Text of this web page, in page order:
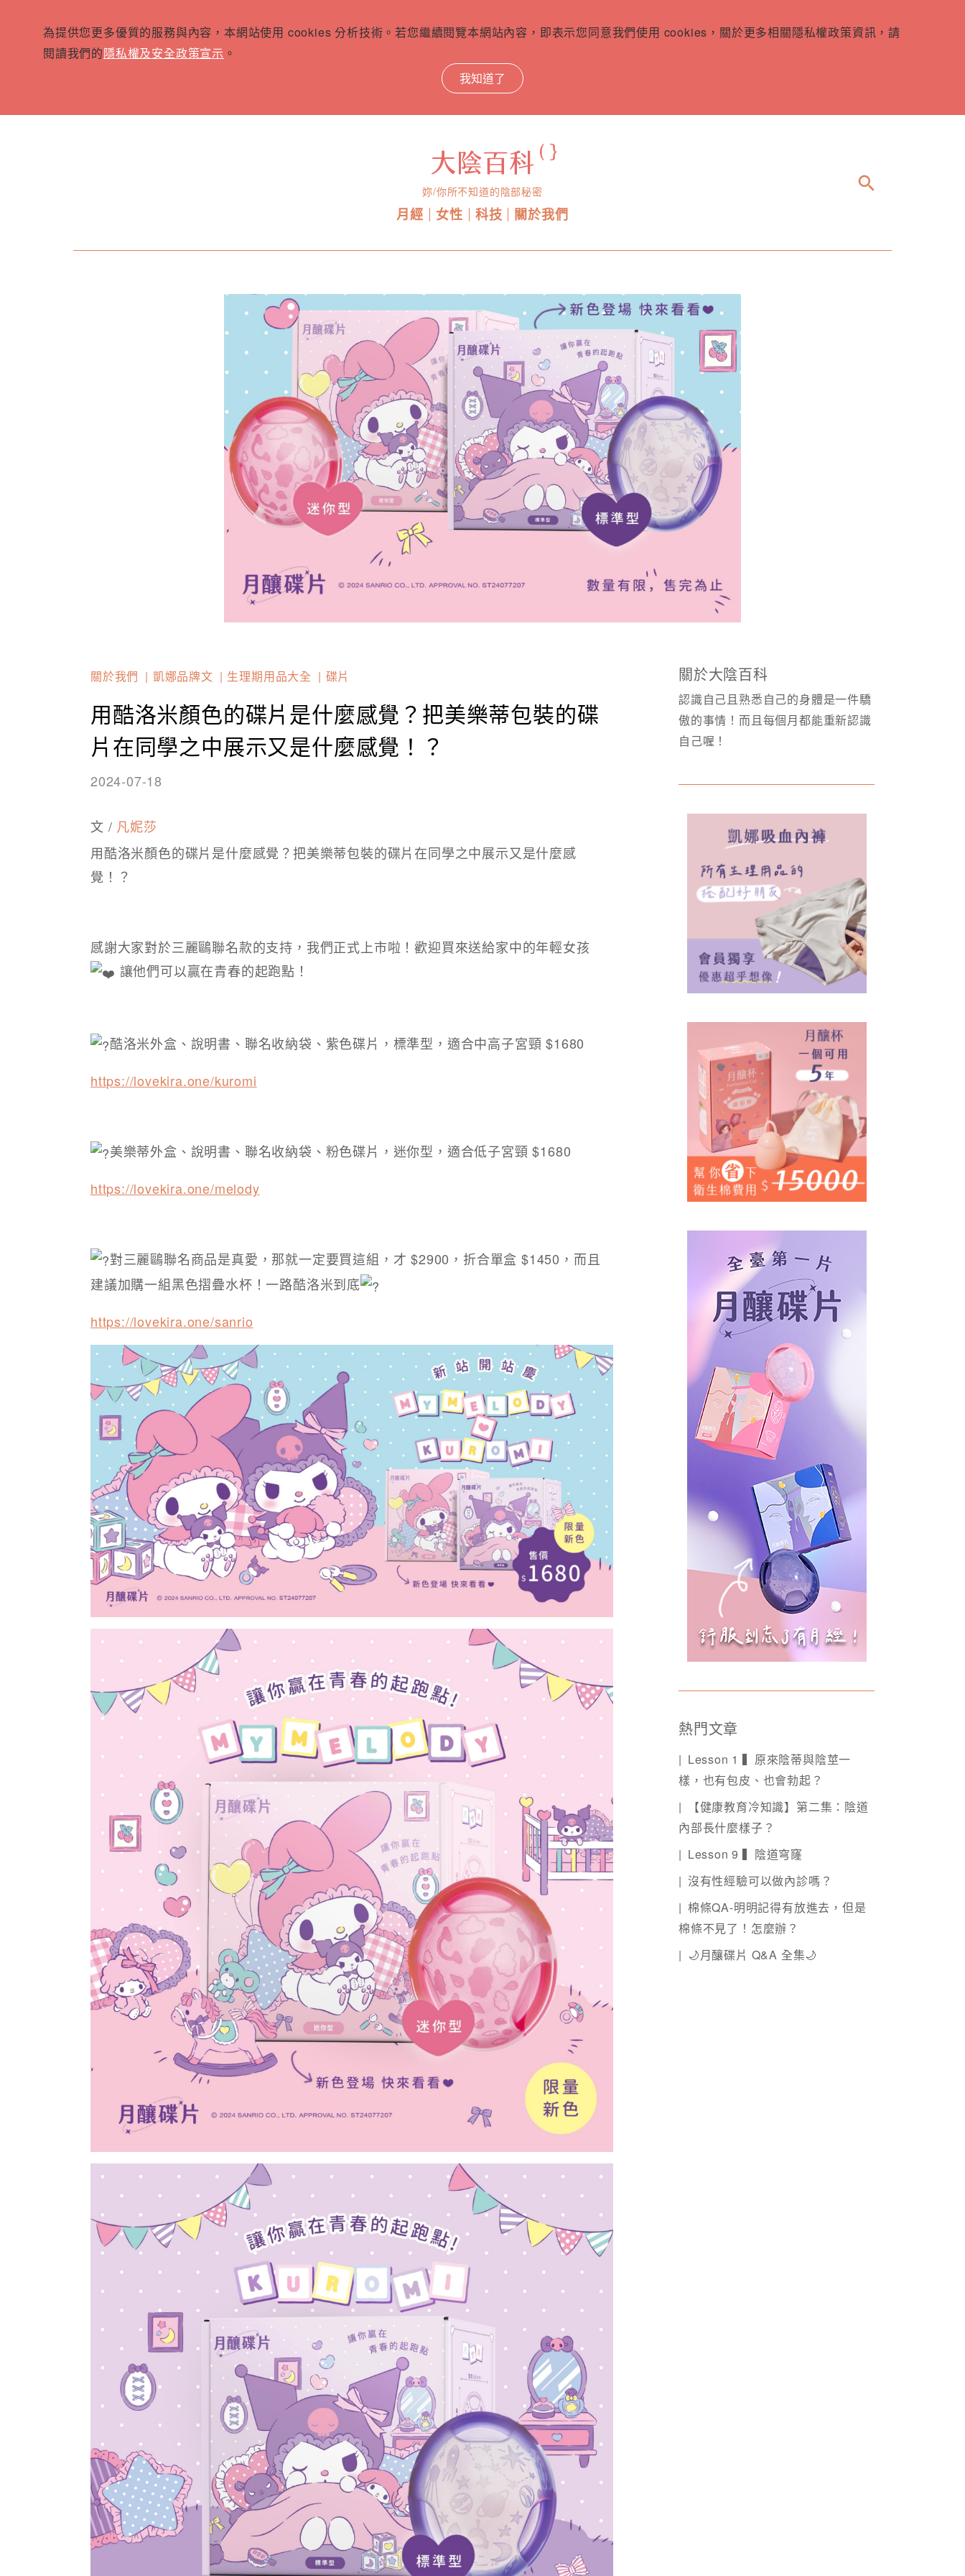
為提供您更多優質的服務與內容，本網站使用 cookies 分析技術。若您繼續閱覽本網站內容，即表示您同意我們使用 cookies，關於更多相關隱私權政策資訊，請
閱讀我們的隱私權及安全政策宣示 。
我知道了
妳/你所不知道的陰部秘密
月經 女性 科技 關於我們
search
關於我們 凱娜品牌文 生理期用品大全 碟片
用酷洛米顏色的碟片是什麼感覺？把美樂蒂包裝的碟
片在同學之中展示又是什麼感覺！？
2024-07-18
文 / 凡妮莎
用酷洛米顏色的碟片是什麼感覺？把美樂蒂包裝的碟片在同學之中展示又是什麼感
覺！？
感謝大家對於三麗鷗聯名款的支持，我們正式上市啦！歡迎買來送給家中的年輕女孩
讓他們可以贏在青春的起跑點！
酷洛米外盒、說明書、聯名收納袋、紫色碟片，標準型，適合中高子宮頸 $1680
https://lovekira.one/kuromi
美樂蒂外盒、說明書、聯名收納袋、粉色碟片，迷你型，適合低子宮頸 $1680
https://lovekira.one/melody
對三麗鷗聯名商品是真愛，那就一定要買這組，才 $2900，折合單盒 $1450，而且
建議加購一組黑色摺疊水杯！一路酷洛米到底
https://lovekira.one/sanrio
關於大陰百科
認識自己且熟悉自己的身體是一件驕
傲的事情！而且每個月都能重新認識
自己喔！
熱門文章
Lesson 1 ▍原來陰蒂與陰莖一
樣，也有包皮、也會勃起？
【健康教育冷知識】第二集：陰道
內部長什麼樣子？
Lesson 9 ▍陰道穹窿
沒有性經驗可以做內診嗎？
棉條QA-明明記得有放進去，但是
棉條不見了！怎麼辦？
🌙月釀碟片 Q&A 全集🌙